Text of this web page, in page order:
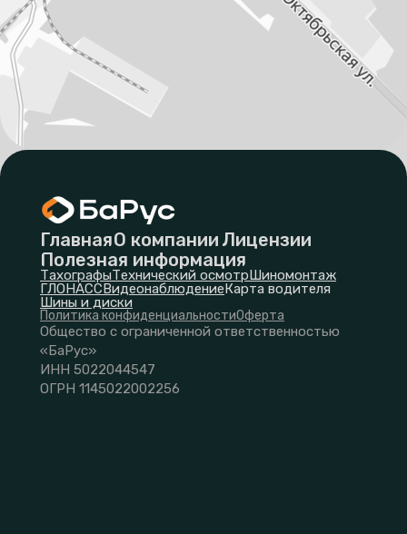
ГлавнаяО компании Лицензии
Полезная информация
ТахографыТехнический осмотрШиномонтаж
ГЛОНАССВидеонаблюдениеКарта водителя
Шины и диски
Политика конфиденциальностиОферта
Общество с ограниченной ответственностью
«БаРус»
ИНН 5022044547
ОГРН 1145022002256